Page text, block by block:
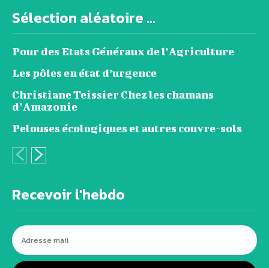
Sélection aléatoire ...
Pour des Etats Généraux de l’Agriculture
Les pôles en état d’urgence
Christiane Teissier Chez les chamans
d’Amazonie
Pelouses écologiques et autres couvre-sols
Recevoir l'hebdo